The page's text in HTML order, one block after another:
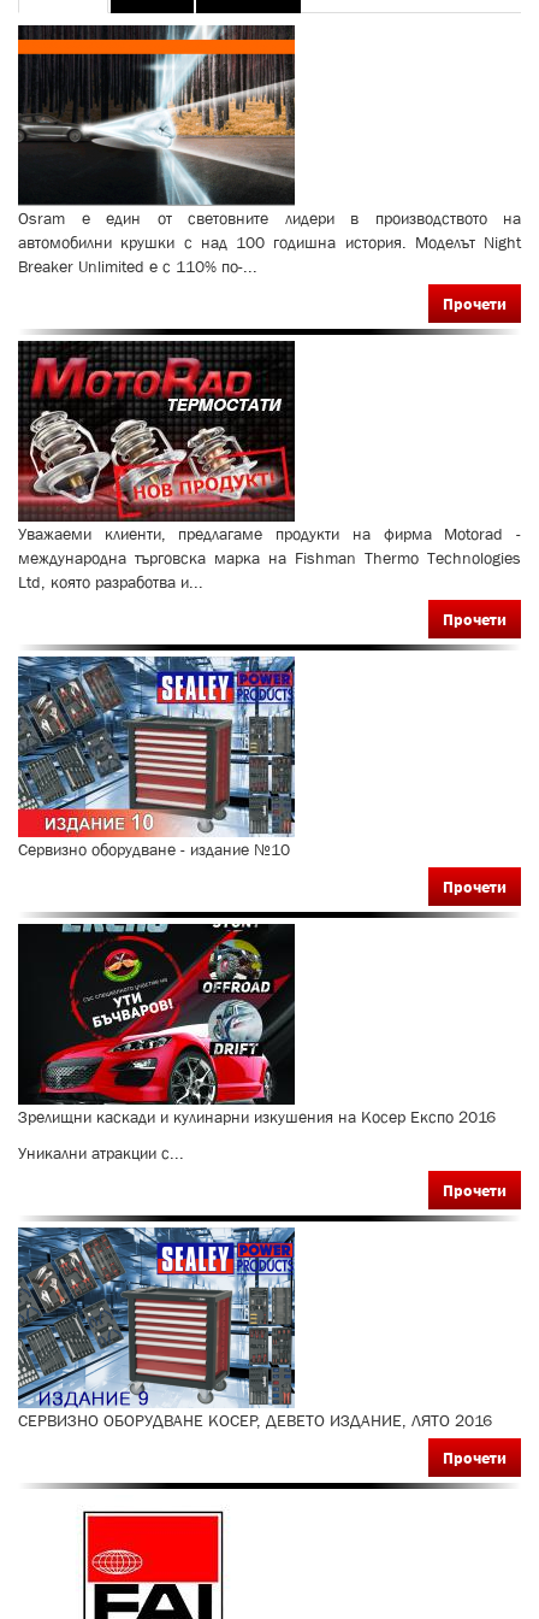
tabs
tab)
Osram е един от световните лидери в производството на
автомобилни крушки с над 100 годишна история. Моделът Night
Breaker Unlimited е с 110% по-...
Прочети
Уважаеми клиенти, предлагаме продукти на фирма Motorad -
международна търговска марка на Fishman Thermo Technologies
Ltd, която разработва и...
Прочети
Сервизно оборудване - издание №10
Прочети
Зрелищни каскади и кулинарни изкушения на Косер Експо 2016
Уникални атракции с...
Прочети
СЕРВИЗНО ОБОРУДВАНЕ КОСЕР, ДЕВЕТО ИЗДАНИЕ, ЛЯТО 2016
Прочети